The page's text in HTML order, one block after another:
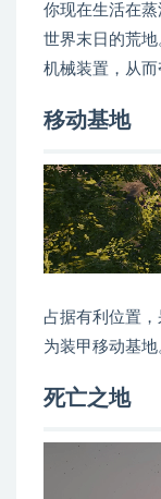
你现在生活在
世界末日的荒
机械装置，从而
移动基地
占据有利位置
为装甲移动基地
死亡之地